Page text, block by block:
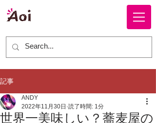
記事
世界一美味しい？蕎麦屋の
ANDY
2022年11月30日 読了時間: 1分